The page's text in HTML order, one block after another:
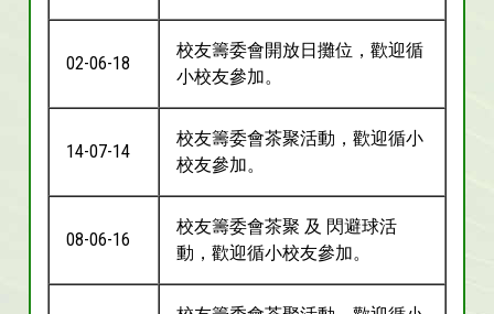
02-06-18
校友籌委會開放日攤位，歡迎循
小校友參加。
14-07-14
校友籌委會茶聚活動，歡迎循小
校友參加。
08-06-16
校友籌委會茶聚 及 閃避球活
動，歡迎循小校友參加。